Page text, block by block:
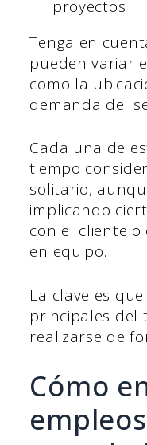
proyectos
Tenga en
pueden variar
como la
demanda del
Cada una de
tiempo
solitario,
implicando
con el cliente
en equipo.
La clave es
principales del
realizarse de
Cómo